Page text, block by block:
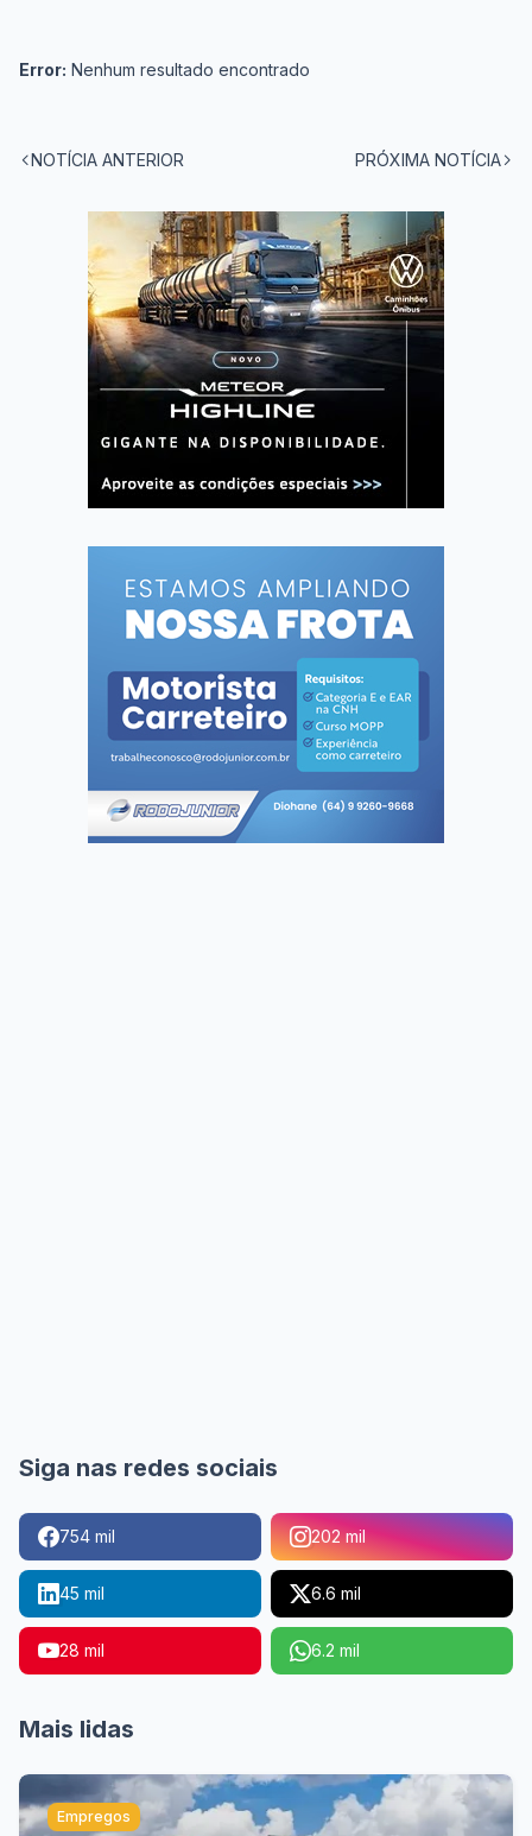
Error: Nenhum resultado encontrado
NOTÍCIA ANTERIOR PRÓXIMA NOTÍCIA
Siga nas redes sociais
754 mil 202 mil
45 mil 6.6 mil
28 mil 6.2 mil
Mais lidas
Empregos